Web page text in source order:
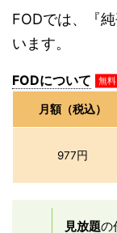
FODでは、『
います。
FODについて 無料
月額（税込）
977円
見放題の